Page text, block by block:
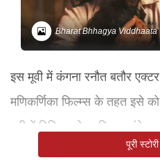
Bharat Bhhagya Viddhaata
इस मूवी में कंगना रनौत बतौर
मणिकर्णिका फिल्म्स के तहत इसे
मूवी में गिरिजा ओक, स्मिता तांबे,
आशा शेलार, सुहिता थाटे, रसिका
पूरी